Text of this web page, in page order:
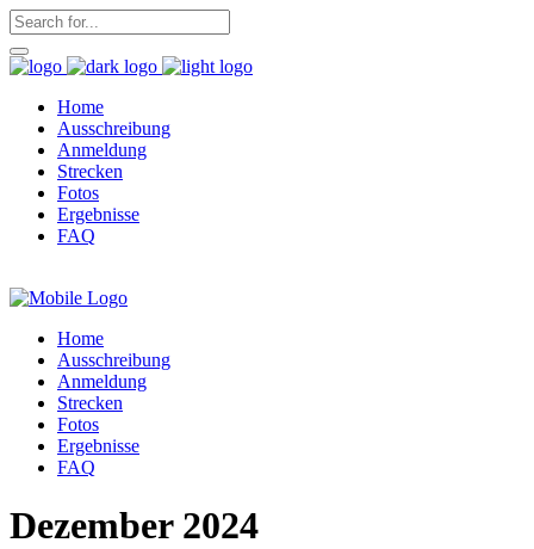
Home
Ausschreibung
Anmeldung
Strecken
Fotos
Ergebnisse
FAQ
Home
Ausschreibung
Anmeldung
Strecken
Fotos
Ergebnisse
FAQ
Dezember 2024